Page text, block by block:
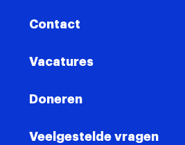
Contact
Vacatures
Doneren
Veelgestelde vragen